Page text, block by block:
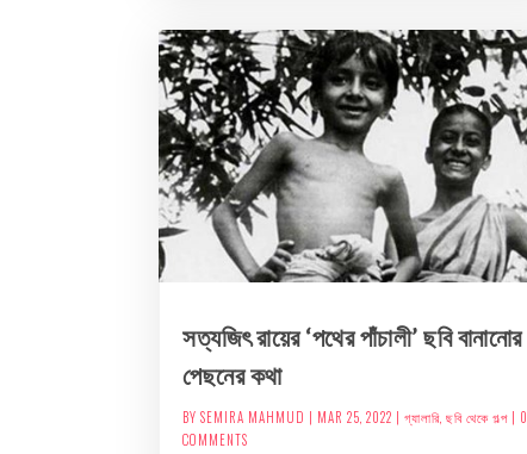
সত্যজিৎ রায়ের ‘পথের পাঁচালী’ ছবি বানানোর
পেছনের কথা
BYSEMIRA MAHMUD | MAR 25, 2022 |গ্যালারি,ছবি থেকে গল্প | 0
COMMENTS